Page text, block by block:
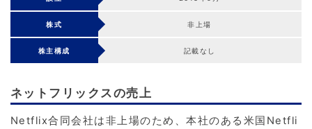
株式 非上場
株主構成 記載なし
ネットフリックスの売上
Netflix合同会社は非上場のため、本社のある米国Netfli